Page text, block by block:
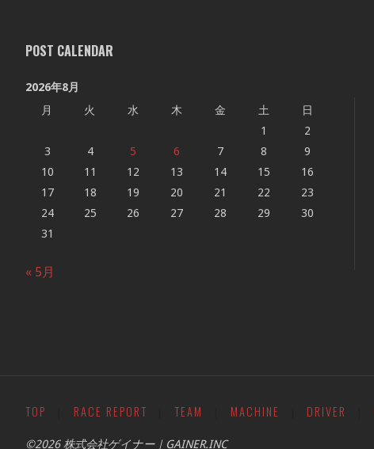
POST CALENDAR
2026年8月
月
火 水 木 金 土
日
1
2
3
4 5 6 7 8
9
10
11 12 13 14 15
16
17
18 19 20 21 22
23
24
25 26 27 28 29
30
31
« 5月
TOP RACE REPORT TEAM MACHINE DRIVER
©2026 株式会社ゲイナー｜GAINER.INC